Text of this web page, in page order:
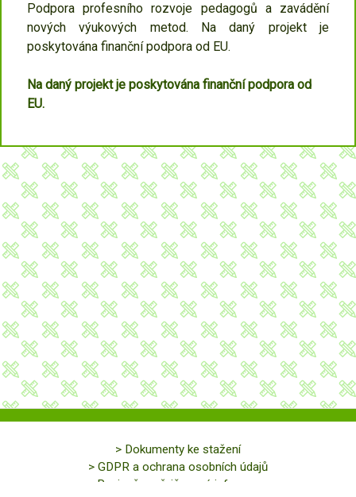
Podpora profesního rozvoje pedagogů a zavádění
nových výukových metod. Na daný projekt je
poskytována finanční podpora od EU.
Na daný projekt je poskytována finanční podpora od
EU.
> Dokumenty ke stažení
> GDPR a ochrana osobních údajů
> Povinně zveřejňované informace